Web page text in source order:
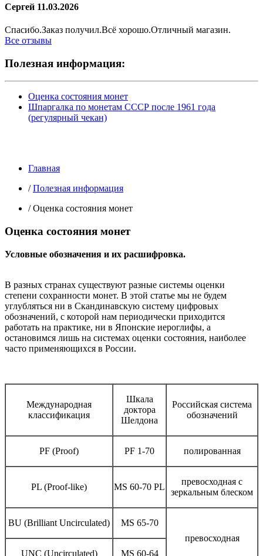
Сергей 11.03.2026
Спасибо.Заказ получил.Всё хорошо.Отличный магазин.
Все отзывы
Полезная информация:
Оценка состояния монет
Шпаргалка по монетам СССР после 1961 года
(регулярный чекан)
Главная
/Полезная информация
/Оценка состояния монет
Оценка состояния монет
Условные обозначения и их расшифровка.
В разных странах существуют разные системы оценки
степени сохранности монет. В этой статье мы не будем
углубляться ни в Скандинавскую систему цифровых
обозначений, с которой нам периодически приходится
работать на практике, ни в Японские иероглифы, а
остановимся лишь на системах оценки состояния, наиболее
часто применяющихся в России.
Международная
классификация
Шкала
доктора
Шелдона
Российская система
обозначений
PF (Proof) PF 1-70 полированная
PL (Proof-like) MS 60-70 PL
превосходная с
зеркальным блеском
BU (Brilliant Uncirculated)
MS 65-70
превосходная
UNC (Uncirculated)
MS 60-64